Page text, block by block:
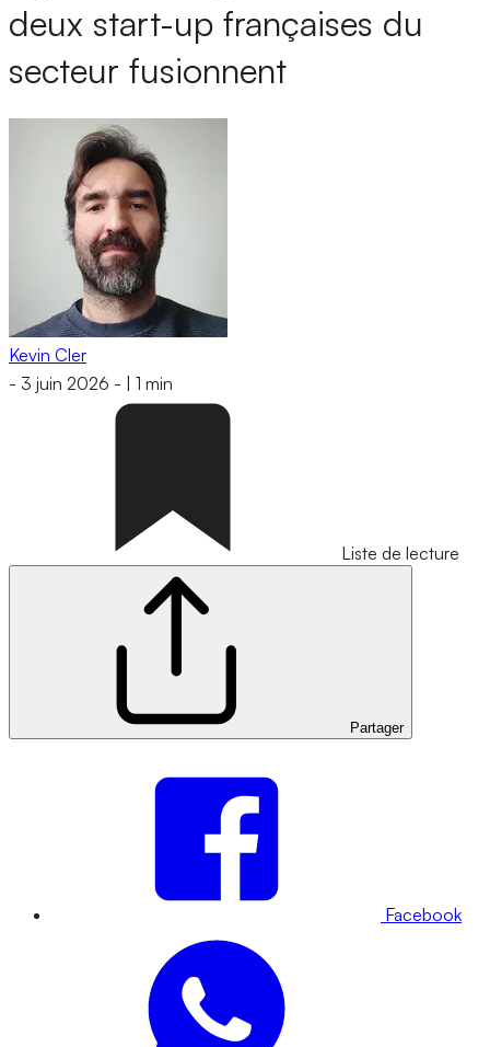
deux start-up françaises du
secteur fusionnent
Kevin Cler
- 3 juin 2026 - 1 min
Liste de lecture
Partager
Facebook